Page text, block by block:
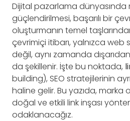
Dijital pazarlama
güçlendirilmesi, başarılı bir
oluşturmanın temel
çevrimiçi itibarı, yalnızca web
değil, aynı zamanda
da şekillenir. İşte bu noktada,
building), SEO stratejilerinin
haline gelir. Bu yazıda, marka
doğal ve etkili link inşası
odaklanacağız.